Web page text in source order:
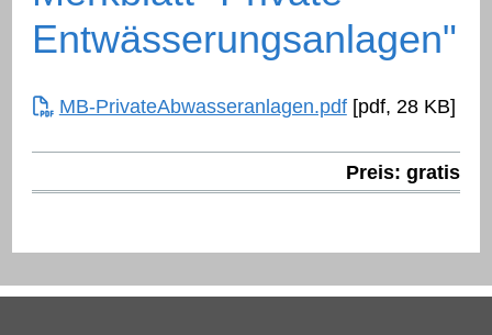
Entwässerungsanlagen"
MB-PrivateAbwasseranlagen.pdf[pdf, 28 KB]
Preis: gratis